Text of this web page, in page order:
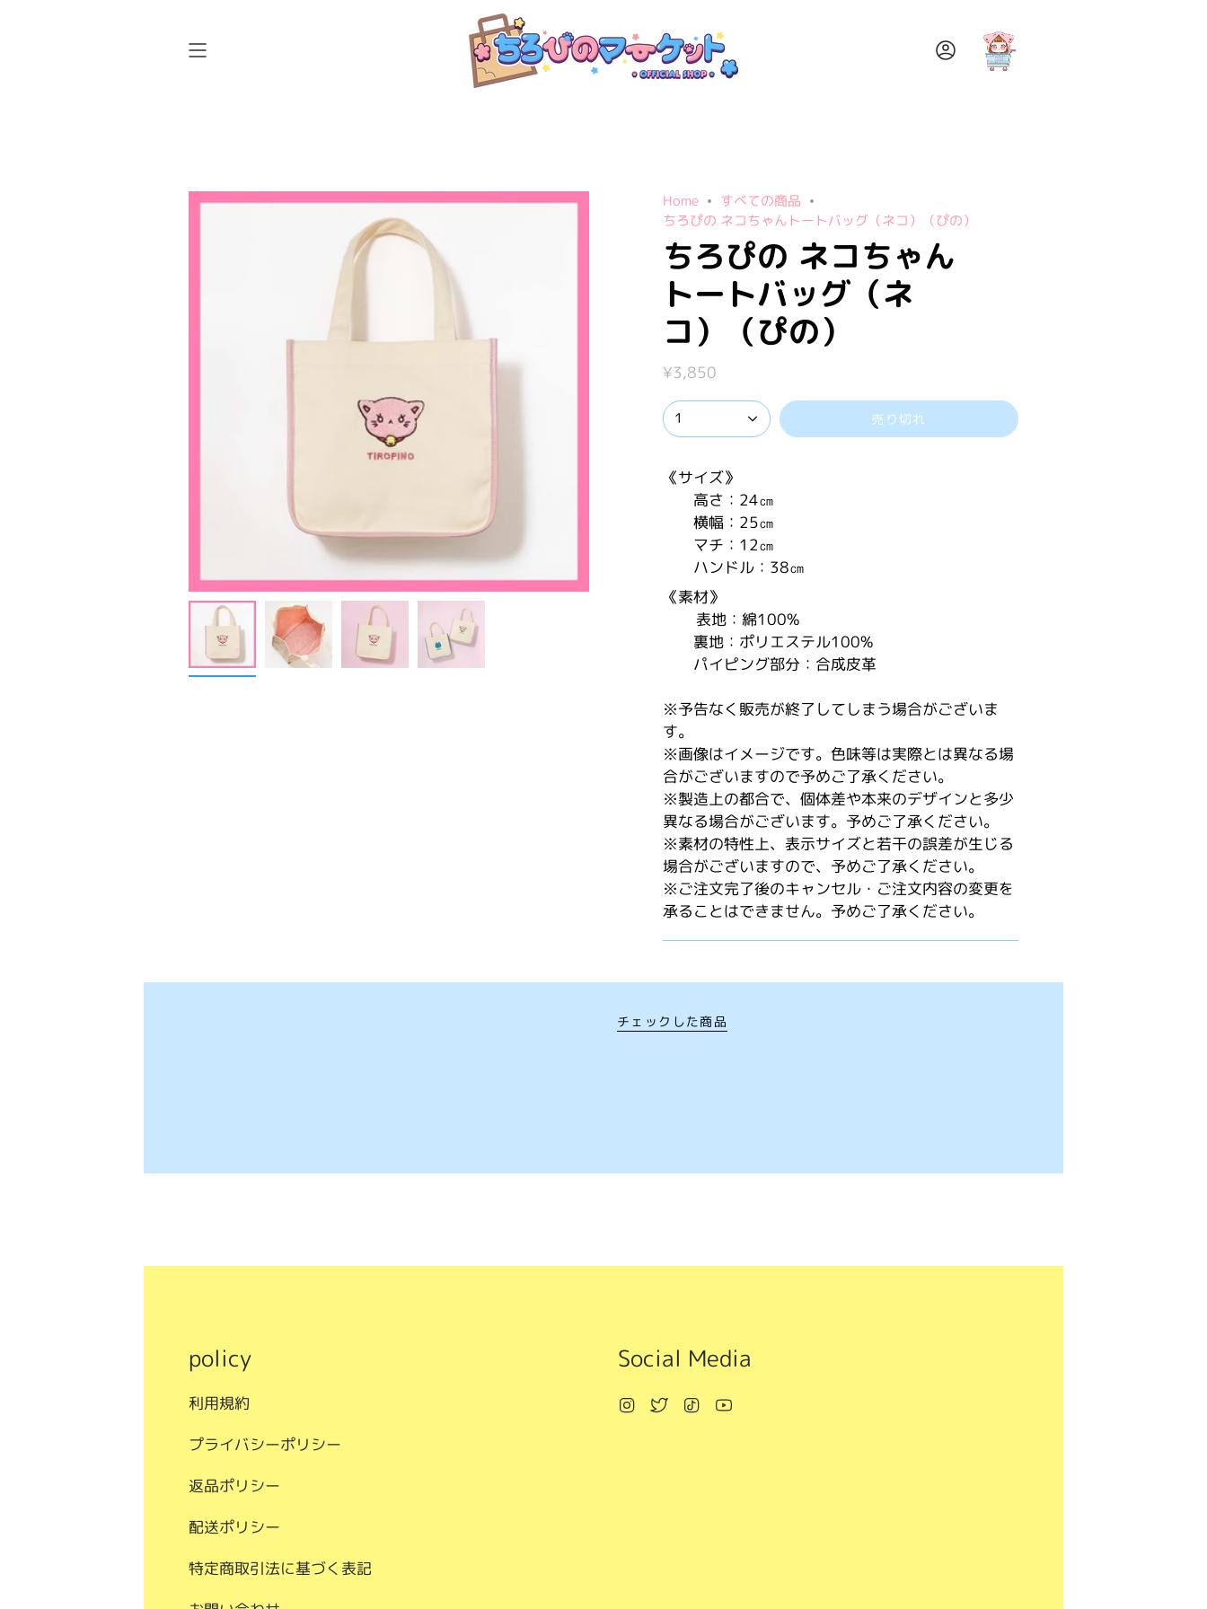
ア
Home
すべての商品
ちろぴの ネコちゃんトートバッグ（ネコ）（ぴの）
ちろぴの ネコちゃん
トートバッグ（ネ
コ）（ぴの）
¥3,850
1 売り切れ
《サイズ》
高さ：24㎝
横幅：25㎝
マチ：12㎝
ハンドル：38㎝
《素材》
表地：綿100%
裏地：ポリエステル100%
パイピング部分：合成皮革
※予告なく販売が終了してしまう場合がございま
す。
※画像はイメージです。色味等は実際とは異なる場
合がございますので予めご了承ください。
※製造上の都合で、個体差や本来のデザインと多少
異なる場合がございます。予めご了承ください。
※素材の特性上、表示サイズと若干の誤差が生じる
場合がございますので、予めご了承ください。
※ご注文完了後のキャンセル・ご注文内容の変更を
承ることはできません。予めご了承ください。
チェックした商品
policy
利用規約
プライバシーポリシー
返品ポリシー
配送ポリシー
特定商取引法に基づく表記
Social Media
Instagram
TwitterTikTok